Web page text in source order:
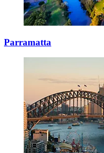
Parramatta